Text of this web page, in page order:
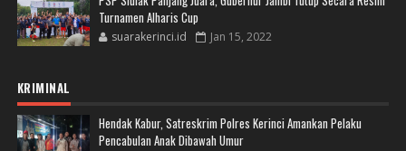
Turnamen Alharis Cup
suarakerinci.id Jan 15, 2022
KRIMINAL
Hendak Kabur, Satreskrim Polres Kerinci Amankan Pelaku
Pencabulan Anak Dibawah Umur